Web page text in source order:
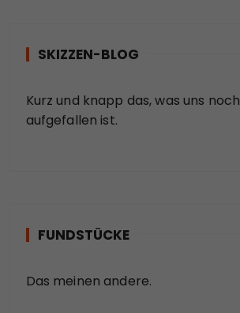
SKIZZEN-BLOG
Kurz und knapp das, was uns noch
aufgefallen ist.
FUNDSTÜCKE
Das meinen andere.